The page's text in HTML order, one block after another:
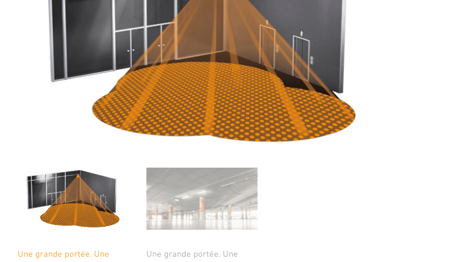
Une grande portée. Une
Une grande portée. Une